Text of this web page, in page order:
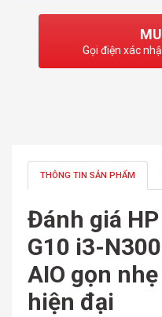
Gọi điện xác
THÔNG TIN SẢN PHẨM
Đánh giá
G10 i3-
AIO gọn
hiện đại